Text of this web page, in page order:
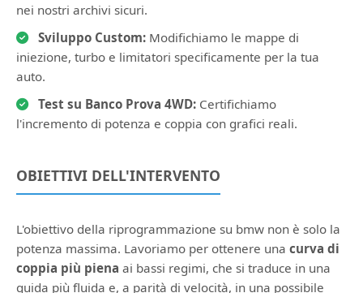
nei nostri archivi sicuri.
Sviluppo Custom: Modifichiamo le mappe di
iniezione, turbo e limitatori specificamente per la tua
auto.
Test su Banco Prova 4WD: Certifichiamo
l'incremento di potenza e coppia con grafici reali.
OBIETTIVI DELL'INTERVENTO
L'obiettivo della riprogrammazione su bmw non è solo la
potenza massima. Lavoriamo per ottenere una curva di
coppia più piena ai bassi regimi, che si traduce in una
guida più fluida e, a parità di velocità, in una possibile